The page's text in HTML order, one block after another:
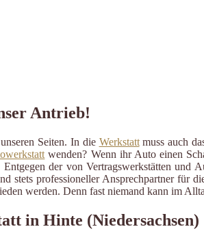
Antrieb!
Seiten. In die Werkstattmuss auch
wenden? Wenn ihr Auto einen
der von Vertragswerkstätten
stets professioneller Ansprechpartner für
werden. Denn fast niemand kann im
in Hinte (Niedersachsen)